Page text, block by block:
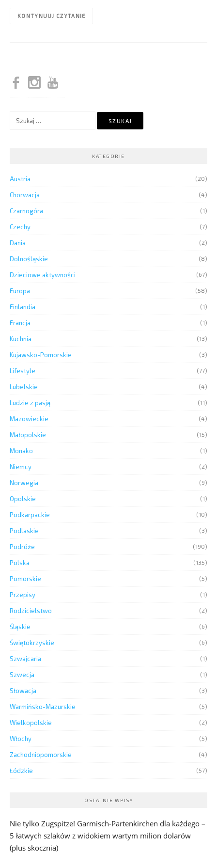
KONTYNUUJ CZYTANIE
KATEGORIE
Austria (20)
Chorwacja (4)
Czarnogóra (1)
Czechy (7)
Dania (2)
Dolnośląskie (8)
Dzieciowe aktywności (67)
Europa (58)
Finlandia (1)
Francja (1)
Kuchnia (13)
Kujawsko-Pomorskie (3)
Lifestyle (77)
Lubelskie (4)
Ludzie z pasją (11)
Mazowieckie (4)
Małopolskie (15)
Monako (1)
Niemcy (2)
Norwegia (9)
Opolskie (1)
Podkarpackie (10)
Podlaskie (3)
Podróże (190)
Polska (135)
Pomorskie (5)
Przepisy (1)
Rodzicielstwo (2)
Śląskie (6)
Świętokrzyskie (6)
Szwajcaria (1)
Szwecja (1)
Słowacja (3)
Warmińsko-Mazurskie (5)
Wielkopolskie (2)
Włochy (5)
Zachodniopomorskie (4)
Łódzkie (57)
OSTATNIE WPISY
Nie tylko Zugspitze! Garmisch-Partenkirchen dla każdego –
5 łatwych szlaków z widokiem wartym milion dolarów
(plus skocznia)